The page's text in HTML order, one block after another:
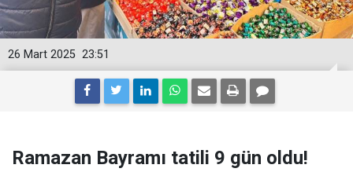
23:51
26 Mart 2025
Ramazan Bayramı tatili 9 gün oldu!